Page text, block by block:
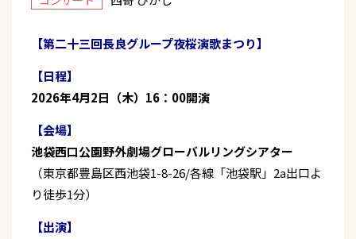
【第二十三回長良グループ夜桜演歌まつり】
【日程】
2026年4月2日（木）16：00開演
【会場】
池袋西口公園野外劇場グローバルリングシアター
（東京都豊島区西池袋1-8-26/各線「池袋駅」2a出口よ
り徒歩1分）
【出演】